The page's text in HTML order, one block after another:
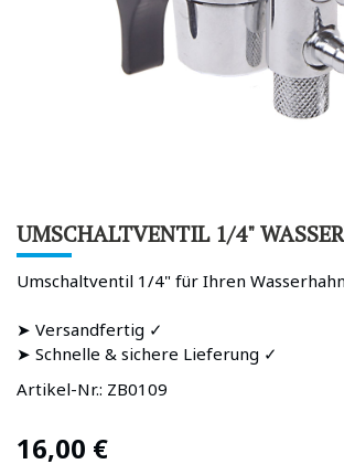
UMSCHALTVENTIL 1/4"
Umschaltventil 1/4" für Ihren Wasserhahn
➤ Versandfertig ✓
➤ Schnelle & sichere Lieferung ✓
Artikel-Nr.: ZB0109
16,00 €